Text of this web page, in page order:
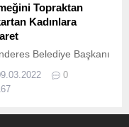
Topraktan
Kadınlara
Belediye Başkanı
sağlayan emektar
ziyaret etti.
0